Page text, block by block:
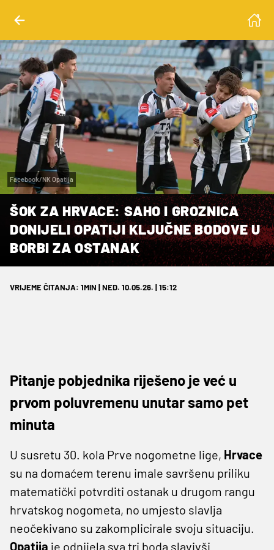
Facebook/NK Opatija
ŠOK ZA HRVACE: SAHO I GROZNICA
DONIJELI OPATIJI KLJUČNE BODOVE U
BORBI ZA OSTANAK
VRIJEME ČITANJA: 1MIN | NED. 10.05.26. | 15:12
Pitanje pobjednika riješeno je već u
prvom poluvremenu unutar samo pet
minuta
U susretu 30. kola Prve nogometne lige, Hrvace
su na domaćem terenu imale savršenu priliku
matematički potvrditi ostanak u drugom rangu
hrvatskog nogometa, no umjesto slavlja
neočekivano su zakomplicirale svoju situaciju.
Opatija je odnijela sva tri boda slavivši